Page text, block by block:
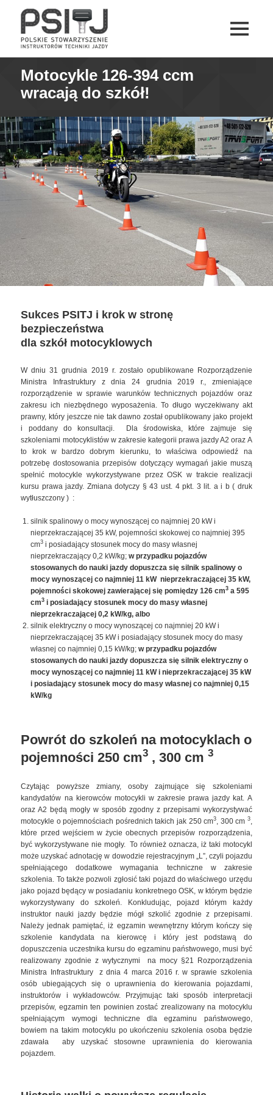
I
Motocykle 126-394 ccm
wracają do szkół!
Sukces PSITJ i krok w stronę
bezpieczeństwa
dla szkół motocyklowych
W dniu 31 grudnia 2019 r. zostało opublikowane Rozporządzenie
Ministra Infrastruktury z dnia 24 grudnia 2019 r., zmieniające
rozporządzenie w sprawie warunków technicznych pojazdów oraz
zakresu ich niezbędnego wyposażenia. To długo wyczekiwany akt
prawny, który jeszcze nie tak dawno został opublikowany jako projekt
i poddany do konsultacji. Dla środowiska, które zajmuje się
szkoleniami motocyklistów w zakresie kategorii prawa jazdy A2 oraz A
to krok w bardzo dobrym kierunku, to właściwa odpowiedź na
potrzebę dostosowania przepisów dotyczący wymagań jakie muszą
spełnić motocykle wykorzystywane przez OSK w trakcie realizacji
kursu prawa jazdy. Zmiana dotyczy § 43 ust. 4 pkt. 3 lit. a i b ( druk
wytłuszczony ) :
silnik spalinowy o mocy wynoszącej co najmniej 20 kW i
nieprzekraczającej 35 kW, pojemności skokowej co najmniej 395
cm3i posiadający stosunek mocy do masy własnej
nieprzekraczający 0,2 kW/kg;w przypadku pojazdów
stosowanych do nauki jazdy dopuszcza się silnik spalinowy o
mocy wynoszącej co najmniej 11 kW nieprzekraczającej 35 kW,
pojemności skokowej zawierającej się pomiędzy 126 cm3 a 595
cm3 i posiadający stosunek mocy do masy własnej
nieprzekraczającej 0,2 kW/kg, albo
silnik elektryczny o mocy wynoszącej co najmniej 20 kW i
nieprzekraczającej 35 kW i posiadający stosunek mocy do masy
własnej co najmniej 0,15 kW/kg;w przypadku pojazdów
stosowanych do nauki jazdy dopuszcza się silnik elektryczny o
mocy wynoszącej co najmniej 11 kW i nieprzekraczającej 35 kW
i posiadający stosunek mocy do masy własnej co najmniej 0,15
kW/kg
Powrót do szkoleń na motocyklach o
pojemności 250 cm3 , 300 cm3
Czytając powyższe zmiany, osoby zajmujące się szkoleniami
kandydatów na kierowców motocykli w zakresie prawa jazdy kat. A
oraz A2 będą mogły w sposób zgodny z przepisami wykorzystywać
motocykle o pojemnościach pośrednich takich jak 250 cm3, 300 cm 3,
które przed wejściem w życie obecnych przepisów rozporządzenia,
być wykorzystywane nie mogły. To również oznacza, iż taki motocykl
może uzyskać adnotację w dowodzie rejestracyjnym „L”, czyli pojazdu
spełniającego dodatkowe wymagania techniczne w zakresie
szkolenia. To także pozwoli zgłosić taki pojazd do właściwego urzędu
jako pojazd będący w posiadaniu konkretnego OSK, w którym będzie
wykorzystywany do szkoleń. Konkludując, pojazd którym każdy
instruktor nauki jazdy będzie mógł szkolić zgodnie z przepisami.
Należy jednak pamiętać, iż egzamin wewnętrzny którym kończy się
szkolenie kandydata na kierowcę i który jest podstawą do
dopuszczenia uczestnika kursu do egzaminu państwowego, musi być
realizowany zgodnie z wytycznymi na mocy §21 Rozporządzenia
Ministra Infrastruktury z dnia 4 marca 2016 r. w sprawie szkolenia
osób ubiegających się o uprawnienia do kierowania pojazdami,
instruktorów i wykładowców. Przyjmując taki sposób interpretacji
przepisów, egzamin ten powinien zostać zrealizowany na motocyklu
spełniającym wymogi techniczne dla egzaminu państwowego,
bowiem na takim motocyklu po ukończeniu szkolenia osoba będzie
zdawała aby uzyskać stosowne uprawnienia do kierowania
pojazdem.